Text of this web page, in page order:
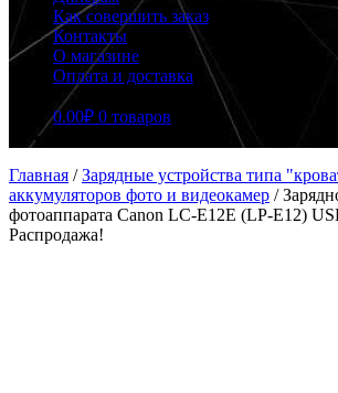
Как совершить заказ
Контакты
О магазине
Оплата и доставка
0.00₽ 0 товаров
Главная /Зарядные устройства типа
аккумуляторов фото и видеокамер /
фотоаппарата Canon LC-E12E (LP-E12)
Распродажа!